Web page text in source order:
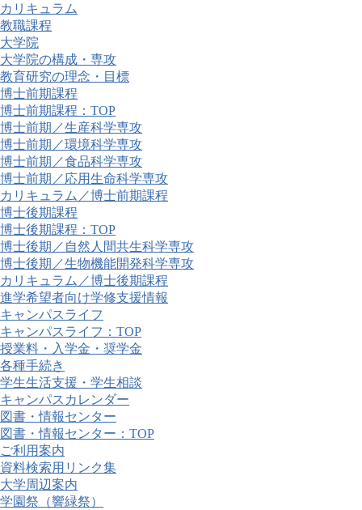
カリキュラム
教職課程
大学院
大学院の構成・専攻
教育研究の理念・目標
博士前期課程
博士前期課程：TOP
博士前期／生産科学専攻
博士前期／環境科学専攻
博士前期／食品科学専攻
博士前期／応用生命科学専攻
カリキュラム／博士前期課程
博士後期課程
博士後期課程：TOP
博士後期／自然人間共生科学専攻
博士後期／生物機能開発科学専攻
カリキュラム／博士後期課程
進学希望者向け学修支援情報
キャンパスライフ
キャンパスライフ：TOP
授業料・入学金・奨学金
各種手続き
学生生活支援・学生相談
キャンパスカレンダー
図書・情報センター
図書・情報センター：TOP
ご利用案内
資料検索用リンク集
大学周辺案内
学園祭（響緑祭）